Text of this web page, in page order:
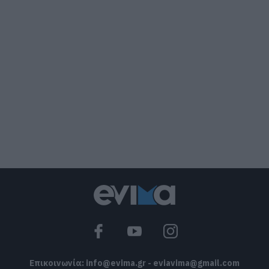
Θρήνος στην Εύβοια: Έφυγε από τη ζωή
ο 37χρονος που είχε τροχαίο με
Επικοινωνία: info@evima.gr - eviavima@gmail.com